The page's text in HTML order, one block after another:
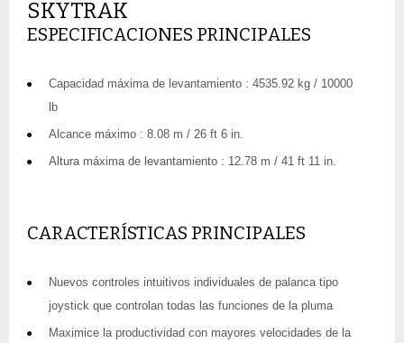
SKYTRAK
ESPECIFICACIONES PRINCIPALES
Capacidad máxima de levantamiento : 4535.92 kg / 10000
lb
Alcance máximo : 8.08 m / 26 ft 6 in.
Altura máxima de levantamiento : 12.78 m / 41 ft 11 in.
CARACTERÍSTICAS PRINCIPALES
Nuevos controles intuitivos individuales de palanca tipo
joystick que controlan todas las funciones de la pluma
Maximice la productividad con mayores velocidades de la